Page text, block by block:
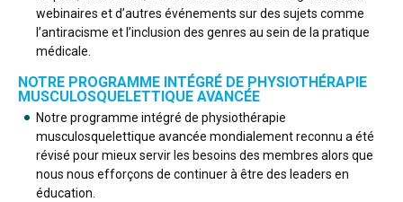
webinaires et d’autres événements sur des sujets comme
l’antiracisme et l’inclusion des genres au sein de la pratique
médicale.
NOTRE PROGRAMME INTÉGRÉ DE PHYSIOTHÉRAPIE
MUSCULOSQUELETTIQUE AVANCÉE
Notre programme intégré de physiothérapie
musculosquelettique avancée mondialement reconnu a été
révisé pour mieux servir les besoins des membres alors que
nous nous efforçons de continuer à être des leaders en
éducation.